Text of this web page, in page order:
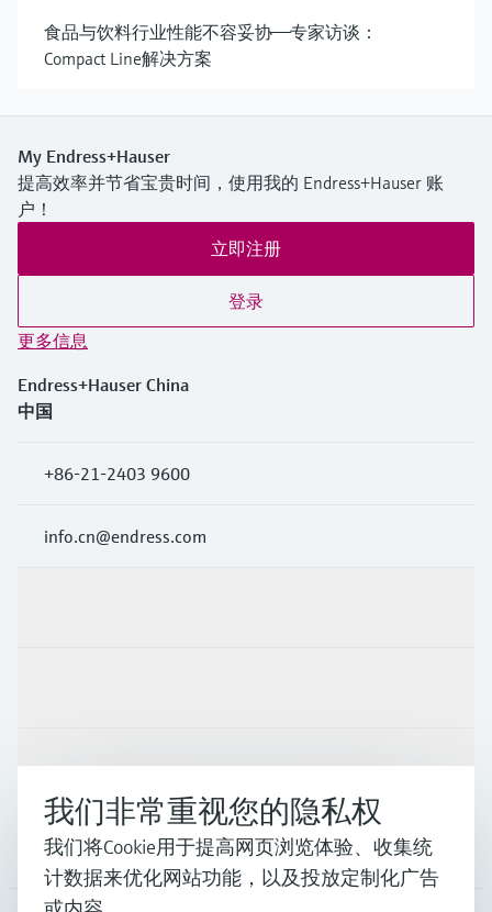
食品与饮料行业性能不容妥协——专家访谈：
Compact Line解决方案
My Endress+Hauser
提高效率并节省宝贵时间，使用我的 Endress+Hauser 账
户！
立即注册
登录
更多信息
Endress+Hauser China
中国
+86-21-2403 9600
info.cn@endress.com
支持
公司
我们非常重视您的隐私权
我们将Cookie用于提高网页浏览体验、收集统
计数据来优化网站功能，以及投放定制化广告